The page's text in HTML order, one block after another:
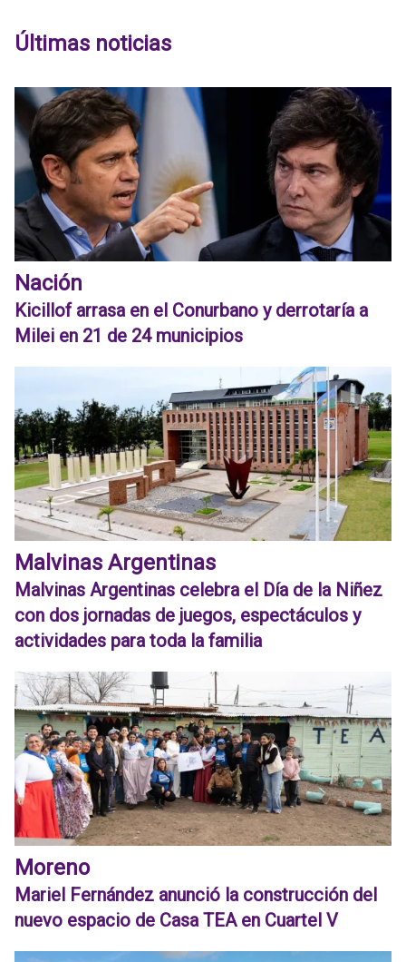
Últimas noticias
Nación
Kicillof arrasa en el Conurbano y derrotaría a
Milei en 21 de 24 municipios
Malvinas Argentinas
Malvinas Argentinas celebra el Día de la Niñez
con dos jornadas de juegos, espectáculos y
actividades para toda la familia
Moreno
Mariel Fernández anunció la construcción del
nuevo espacio de Casa TEA en Cuartel V